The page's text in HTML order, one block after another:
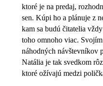
ktoré je na predaj,
sen. Kúpi ho a plánuje z
kam sa budú čitatelia
toho omnoho viac.
náhodných návštevníkov
Natália je tak svedkom
ktoré ožívajú medzi